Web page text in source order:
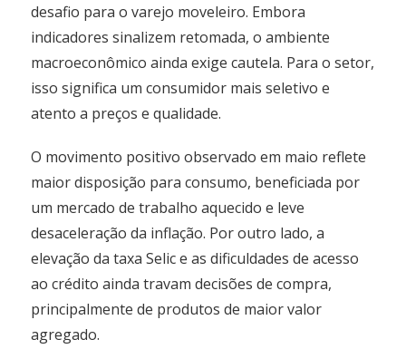
desafio para o varejo moveleiro. Embora
indicadores sinalizem retomada, o ambiente
macroeconômico ainda exige cautela. Para o setor,
isso significa um consumidor mais seletivo e
atento a preços e qualidade.
O movimento positivo observado em maio reflete
maior disposição para consumo, beneficiada por
um mercado de trabalho aquecido e leve
desaceleração da inflação. Por outro lado, a
elevação da taxa Selic e as dificuldades de acesso
ao crédito ainda travam decisões de compra,
principalmente de produtos de maior valor
agregado.